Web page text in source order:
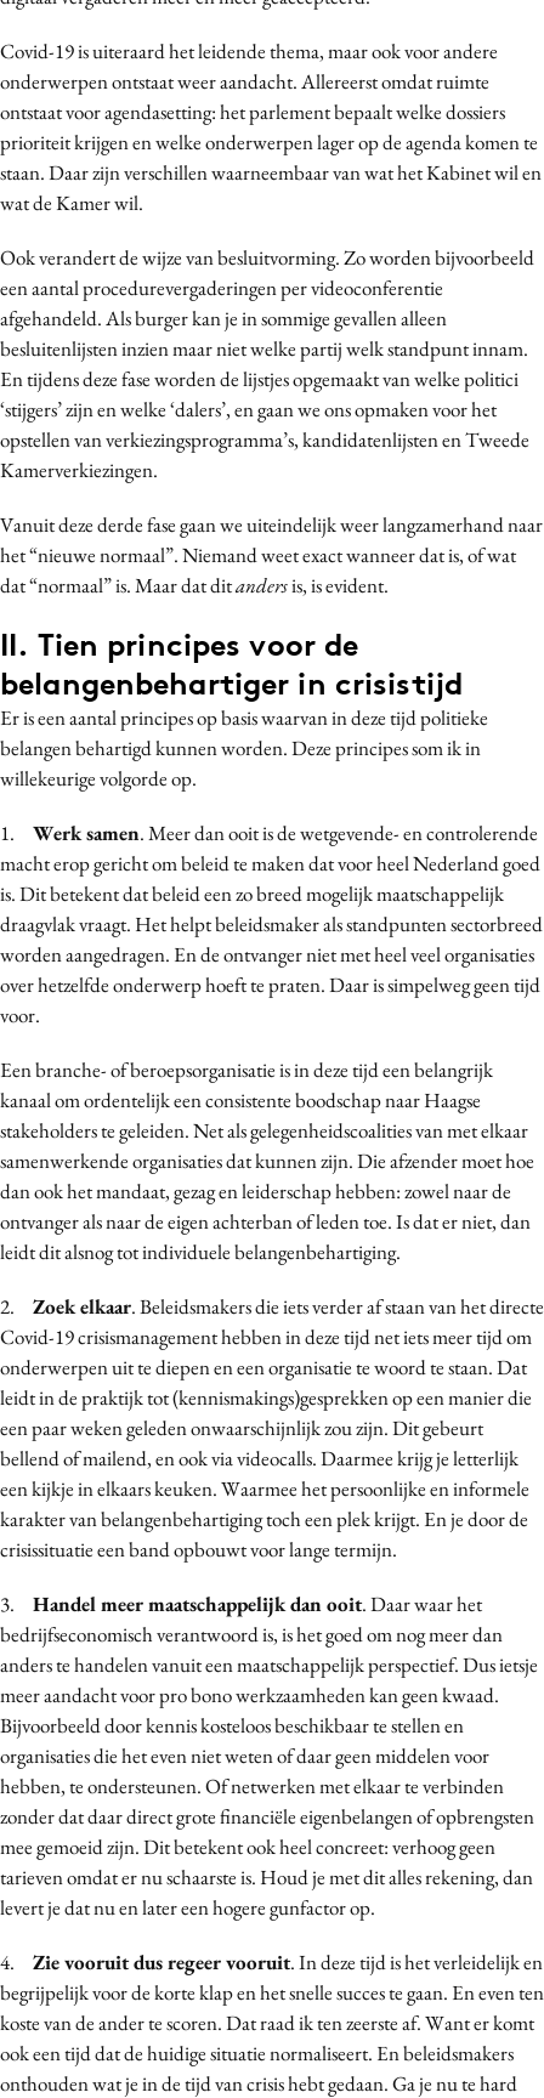
Covid-19 is uiteraard het leidende thema, maar ook voor andere
onderwerpen ontstaat weer aandacht. Allereerst omdat ruimte
ontstaat voor agendasetting: het parlement bepaalt welke dossiers
prioriteit krijgen en welke onderwerpen lager op de agenda komen te
staan. Daar zijn verschillen waarneembaar van wat het Kabinet wil en
wat de Kamer wil.
Ook verandert de wijze van besluitvorming. Zo worden bijvoorbeeld
een aantal procedurevergaderingen per videoconferentie
afgehandeld. Als burger kan je in sommige gevallen alleen
besluitenlijsten inzien maar niet welke partij welk standpunt innam.
En tijdens deze fase worden de lijstjes opgemaakt van welke politici
‘stijgers’ zijn en welke ‘dalers’, en gaan we ons opmaken voor het
opstellen van verkiezingsprogramma’s, kandidatenlijsten en Tweede
Kamerverkiezingen.
Vanuit deze derde fase gaan we uiteindelijk weer langzamerhand naar
het “nieuwe normaal”. Niemand weet exact wanneer dat is, of wat
dat “normaal” is. Maar dat ditandersis, is evident.
II. Tien principes voor de
belangenbehartiger in crisistijd
Er is een aantal principes op basis waarvan in deze tijd politieke
belangen behartigd kunnen worden. Deze principes som ik in
willekeurige volgorde op.
1. Werk samen. Meer dan ooit is de wetgevende- en controlerende
macht erop gericht om beleid te maken dat voor heel Nederland goed
is. Dit betekent dat beleid een zo breed mogelijk maatschappelijk
draagvlak vraagt. Het helpt beleidsmaker als standpunten sectorbreed
worden aangedragen. En de ontvanger niet met heel veel organisaties
over hetzelfde onderwerp hoeft te praten. Daar is simpelweg geen tijd
voor.
Een branche- of beroepsorganisatie is in deze tijd een belangrijk
kanaal om ordentelijk een consistente boodschap naar Haagse
stakeholders te geleiden. Net als gelegenheidscoalities van met elkaar
samenwerkende organisaties dat kunnen zijn. Die afzender moet hoe
dan ook het mandaat, gezag en leiderschap hebben: zowel naar de
ontvanger als naar de eigen achterban of leden toe. Is dat er niet, dan
leidt dit alsnog tot individuele belangenbehartiging.
2. Zoek elkaar. Beleidsmakers die iets verder af staan van het directe
Covid-19 crisismanagement hebben in deze tijd net iets meer tijd om
onderwerpen uit te diepen en een organisatie te woord te staan. Dat
leidt in de praktijk tot (kennismakings)gesprekken op een manier die
een paar weken geleden onwaarschijnlijk zou zijn. Dit gebeurt
bellend of mailend, en ook via videocalls. Daarmee krijg je letterlijk
een kijkje in elkaars keuken. Waarmee het persoonlijke en informele
karakter van belangenbehartiging toch een plek krijgt. En je door de
crisissituatie een band opbouwt voor lange termijn.
3. Handel meer maatschappelijk dan ooit. Daar waar het
bedrijfseconomisch verantwoord is, is het goed om nog meer dan
anders te handelen vanuit een maatschappelijk perspectief. Dus ietsje
meer aandacht voor pro bono werkzaamheden kan geen kwaad.
Bijvoorbeeld door kennis kosteloos beschikbaar te stellen en
organisaties die het even niet weten of daar geen middelen voor
hebben, te ondersteunen. Of netwerken met elkaar te verbinden
zonder dat daar direct grote financiële eigenbelangen of opbrengsten
mee gemoeid zijn. Dit betekent ook heel concreet: verhoog geen
tarieven omdat er nu schaarste is. Houd je met dit alles rekening, dan
levert je dat nu en later een hogere gunfactor op.
4. Zie vooruit dus regeer vooruit. In deze tijd is het verleidelijk en
begrijpelijk voor de korte klap en het snelle succes te gaan. En even ten
koste van de ander te scoren. Dat raad ik ten zeerste af. Want er komt
ook een tijd dat de huidige situatie normaliseert. En beleidsmakers
onthouden wat je in de tijd van crisis hebt gedaan. Ga je nu te hard